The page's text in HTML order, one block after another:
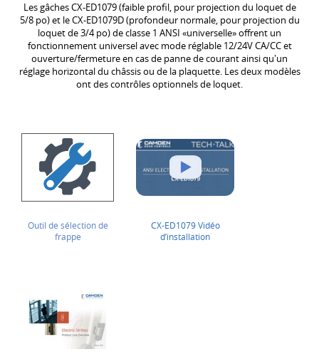
Les gâches CX-ED1079 (faible profil, pour projection du loquet de
5/8 po) et le CX-ED1079D (profondeur normale, pour projection du
loquet de 3/4 po) de classe 1 ANSI «universelle» offrent un
fonctionnement universel avec mode réglable 12/24V CA/CC et
ouverture/fermeture en cas de panne de courant ainsi qu'un
réglage horizontal du châssis ou de la plaquette. Les deux modèles
ont des contrôles optionnels de loquet.
Outil de sélection de
frappe
CX-ED1079 Vidéo
d’installation